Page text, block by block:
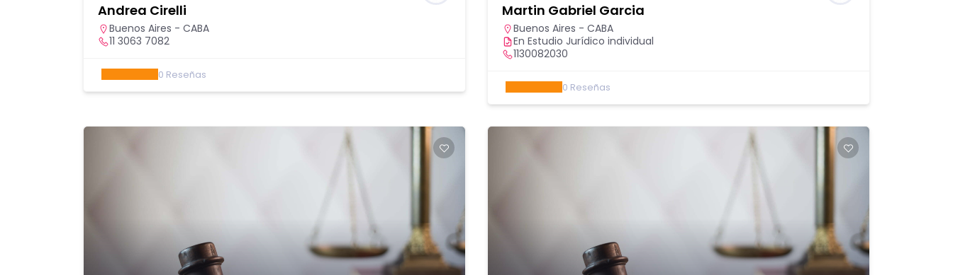
Andrea Cirelli
Buenos Aires - CABA
11 3063 7082
0 Reseñas
Martin Gabriel Garcia
Buenos Aires - CABA
En Estudio Jurídico individual
1130082030
0 Reseñas